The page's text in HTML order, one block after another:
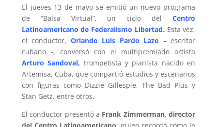
El jueves 13 de mayo se emitió un nuevo programa
de “Balsa Virtual”, un ciclo delCentro
Latinoamericano de Federalismo Libertad. Esta vez,
el conductor, Orlando Luis Pardo Lazo – escritor
cubano -, conversó con el multipremiado artista
Arturo Sandoval, trompetista y pianista nacido en
Artemisa, Cuba, que compartió estudios y escenarios
con figuras como Dizzie Gillespie, The Bad Plus y
Stan Getz, entre otros.
El conductor presentó a Frank Zimmerman, director